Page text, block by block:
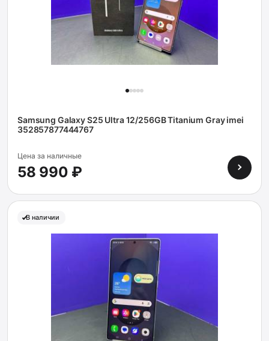
Samsung Galaxy S25 Ultra 12/256GB Titanium Gray imei
352857877444767
Цена за наличные
58 990 ₽
В наличии